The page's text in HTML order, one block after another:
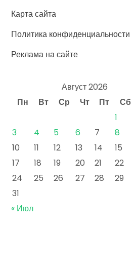
Карта сайта
Политика конфиденциальности
Реклама на сайте
Август 2026
Пн
Вт Ср Чт Пт Сб
1
3
4 5 6 7 8
10
11 12 13 14 15
17
18 19 20 21 22
24
25 26 27 28 29
31
« Июл